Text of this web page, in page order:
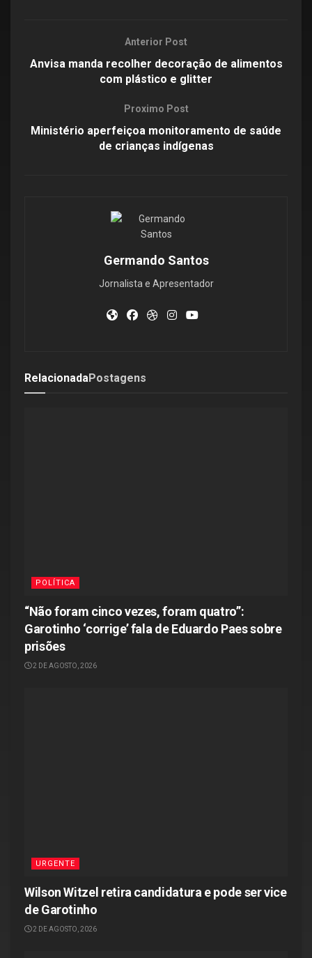
Anterior Post
Anvisa manda recolher decoração de alimentos
com plástico e glitter
Proximo Post
Ministério aperfeiçoa monitoramento de saúde
de crianças indígenas
Germando Santos
Jornalista e Apresentador
RelacionadaPostagens
POLÍTICA
“Não foram cinco vezes, foram quatro”:
Garotinho ‘corrige’ fala de Eduardo Paes sobre
prisões
2 DE AGOSTO, 2026
URGENTE
Wilson Witzel retira candidatura e pode ser vice
de Garotinho
2 DE AGOSTO, 2026